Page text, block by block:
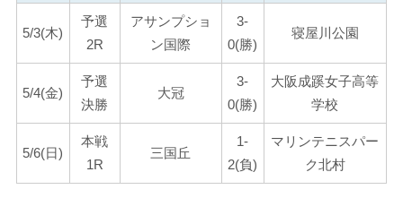
5/3(木)
予選
2R
アサンプショ
ン国際
3-
0(勝)
寝屋川公園
5/4(金)
予選
決勝
大冠
3-
0(勝)
大阪成蹊女子高等
学校
5/6(日)
本戦
1R
三国丘
1-
2(負)
マリンテニスパー
ク北村